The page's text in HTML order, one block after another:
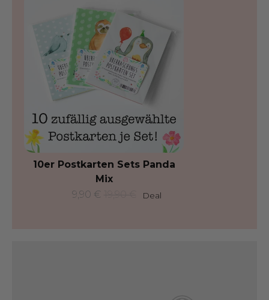
10er Postkarten Sets Panda
Mix
9,90 €
Normaler
Deal